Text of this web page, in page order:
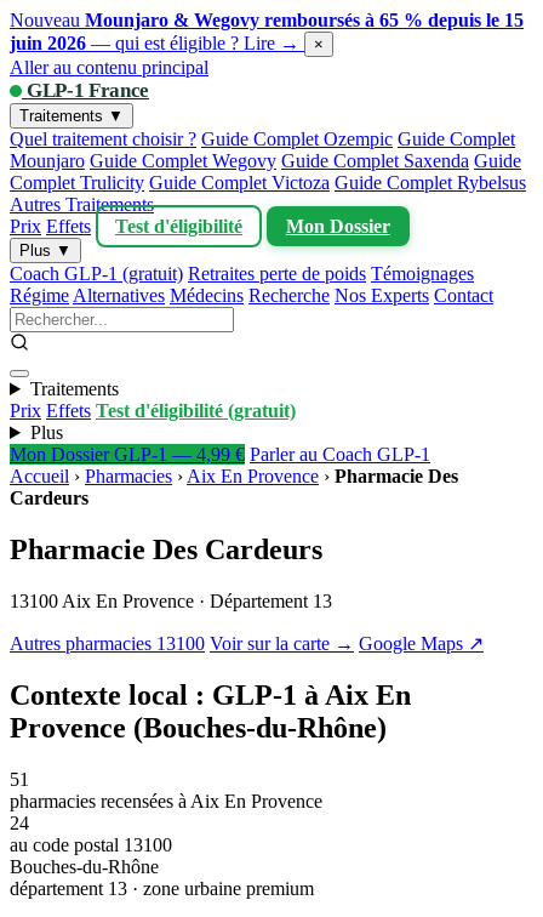
Nouveau Mounjaro & Wegovy remboursés à 65 % depuis le 15
juin 2026 — qui est éligible ? Lire → ×
Aller au contenu principal
GLP-1 France
Traitements ▼
Quel traitement choisir ? Guide Complet Ozempic Guide Complet
Mounjaro Guide Complet Wegovy Guide Complet Saxenda Guide
Complet Trulicity Guide Complet Victoza Guide Complet Rybelsus
Autres Traitements
Prix Effets Test d'éligibilité Mon Dossier
Plus ▼
Coach GLP-1 (gratuit) Retraites perte de poids Témoignages
Régime Alternatives Médecins Recherche Nos Experts Contact
Traitements
Prix Effets Test d'éligibilité (gratuit)
Plus
Mon Dossier GLP-1 — 4,99 € Parler au Coach GLP-1
Accueil › Pharmacies › Aix En Provence › Pharmacie Des
Cardeurs
Pharmacie Des Cardeurs
13100 Aix En Provence · Département 13
Autres pharmacies 13100 Voir sur la carte → Google Maps ↗
Contexte local : GLP-1 à Aix En
Provence (Bouches-du-Rhône)
51
pharmacies recensées à Aix En Provence
24
au code postal 13100
Bouches-du-Rhône
département 13 · zone urbaine premium